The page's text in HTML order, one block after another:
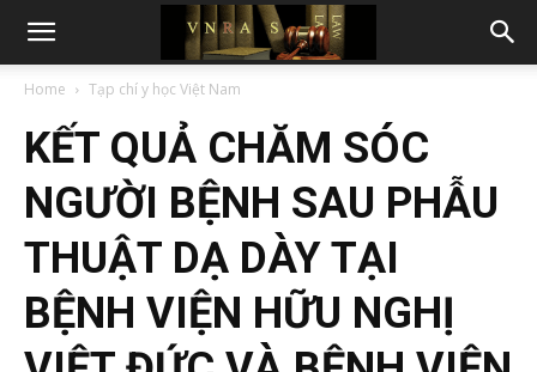
Home Tạp chí y học Việt Nam
KẾT QUẢ CHĂM SÓC
NGƯỜI BỆNH SAU PHẪU
THUẬT DẠ DÀY TẠI
BỆNH VIỆN HỮU NGHỊ